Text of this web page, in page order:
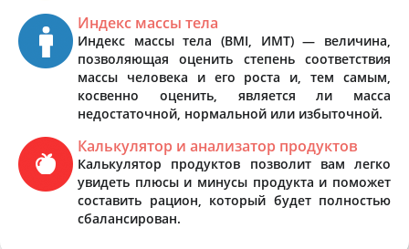
Индекс массы тела
Индекс массы тела (BMI, ИМТ) — величина,
позволяющая оценить степень соответствия
массы человека и его роста и, тем самым,
косвенно оценить, является ли масса
недостаточной, нормальной или избыточной.
Калькулятор и анализатор продуктов
Калькулятор продуктов позволит вам легко
увидеть плюсы и минусы продукта и поможет
составить рацион, который будет полностью
сбалансирован.